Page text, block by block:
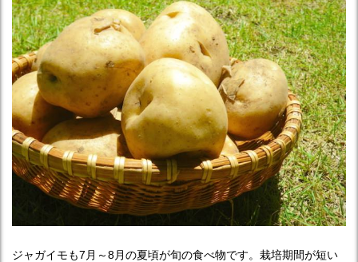
ジャガイモも7月～8月の夏頃が旬の食べ物です。栽培期間が短い